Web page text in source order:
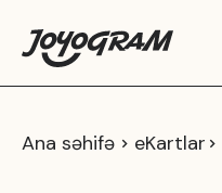
Ana səhifə eKartlar